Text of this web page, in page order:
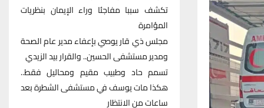
تكشف سببا مفاجئا وراء الإيمان بنظريات
المؤامرة
مجلس ذي قار يوصي بإعفاء مدير عام الصحة
ومدير مستشفى الحسين.. والقرار بيد الزيدي
تسمم حاد وطبيب مقيم ومحاليل فقط..
هكذا مات يوسف في مستشفى الشطرة بعد
ساعات من الانتظار